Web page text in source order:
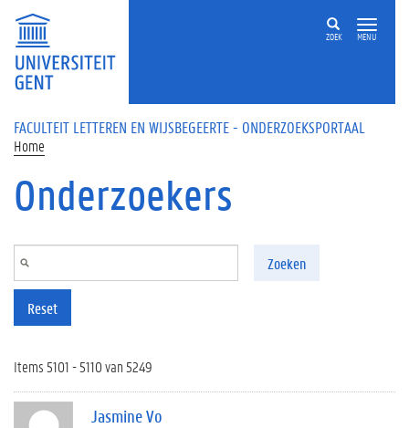
Overslaan en naar de inhoud gaan
ZOEK MENU
FACULTEIT LETTEREN EN WIJSBEGEERTE - ONDERZOEKSPORTAAL
Home
Onderzoekers
Zoeken
Reset
Items 5101 - 5110 van 5249
Jasmine Vo